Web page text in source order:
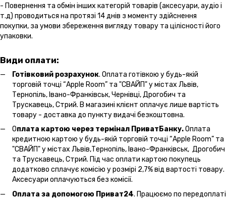
- Повернення та обмін інших категорій товарів (аксесуари, аудіо і
т.д) проводиться на протязі 14 днів з моменту здійснення
покупки, за умови збереження вигляду товару та цілісності його
упаковки.
Види оплати:
Готівковий розрахунок. Оплата готівкою у будь-якій
торговій точці “Apple Room” та "СВАЙП" у містах Львів,
Тернопіль, Івано-Франківськ, Чернівці, Дрогобич та
Трускавець, Стрий. В магазині клієнт оплачує лише вартість
товару - доставка до пункту видачі безкоштовна.
Оплата картою через термінал ПриватБанку.Оплата
кредитною картою у будь-якій торговій точці “Apple Room” та
"СВАЙП" у містах Львів,Тернопіль, Івано-Франківськ, Дрогобич
та Трускавець, Стрий. Під час оплати картою покупець
додатково сплачує комісію у розмірі 2,7% від вартості товару.
Аксесуари оплачуються без комісії.
Оплата за допомогою Приват24. Працюємо по передоплаті